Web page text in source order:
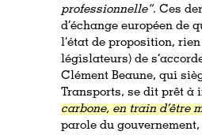
professionnelle”. Ces
d’échange européen de
l’état de proposition,
législateurs) de
Clément Beaune, qui
Transports, se dit prêt à
carbone, en train d’être
parole du